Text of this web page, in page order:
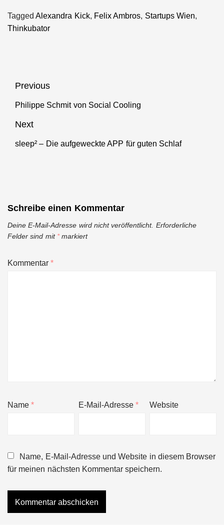
TaggedAlexandra Kick, Felix Ambros, Startups Wien,
Thinkubator
Beitragsnavigation
Previous
Previous
Philippe Schmit von Social Cooling
Next
Next
sleep² – Die aufgeweckte APP für guten Schlaf
Schreibe einen Kommentar
Deine E-Mail-Adresse wird nicht veröffentlicht. Erforderliche
Felder sind mit *markiert
Kommentar*
Name* E-Mail-Adresse* Website
Name, E-Mail-Adresse und Website in diesem Browser
für meinen nächsten Kommentar speichern.